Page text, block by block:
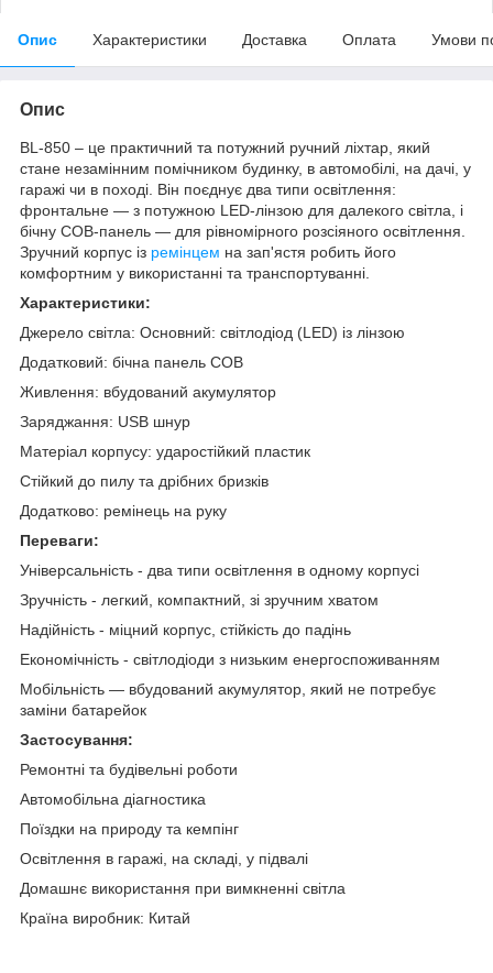
Опис Характеристики Доставка Оплата Умови
Опис
BL-850 – це практичний та потужний ручний ліхтар, який
стане незамінним помічником будинку, в автомобілі, на дачі, у
гаражі чи в поході. Він поєднує два типи освітлення:
фронтальне — з потужною LED-лінзою для далекого світла, і
бічну COB-панель — для рівномірного розсіяного освітлення.
Зручний корпус із ремінцем на зап'ястя робить його
комфортним у використанні та транспортуванні.
Характеристики:
Джерело світла: Основний: світлодіод (LED) із лінзою
Додатковий: бічна панель COB
Живлення: вбудований акумулятор
Заряджання: USB шнур
Матеріал корпусу: ударостійкий пластик
Стійкий до пилу та дрібних бризків
Додатково: ремінець на руку
Переваги:
Універсальність - два типи освітлення в одному корпусі
Зручність - легкий, компактний, зі зручним хватом
Надійність - міцний корпус, стійкість до падінь
Економічність - світлодіоди з низьким енергоспоживанням
Мобільність — вбудований акумулятор, який не потребує
заміни батарейок
Застосування:
Ремонтні та будівельні роботи
Автомобільна діагностика
Поїздки на природу та кемпінг
Освітлення в гаражі, на складі, у підвалі
Домашнє використання при вимкненні світла
Країна виробник: Китай